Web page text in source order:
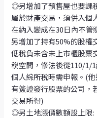
◎另增加了預售屋也要課
屬於財產交易，須併入個
在納入變成在30日內不管
另增加了持有50%的股權
低稅負未含未上市櫃股票
稅空間，修法後從110/1/
個人綜所稅時需申報。(
有簽證發行股票的公司，
交易所得)
◎另土地漲價數額設上限: